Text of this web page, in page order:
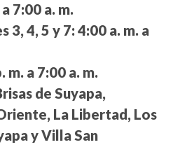
7:00 a. m.
3, 4, 5 y 7: 4:00 a. m. a
m. a 7:00 a. m.
de Suyapa,
La Libertad, Los
y Villa San